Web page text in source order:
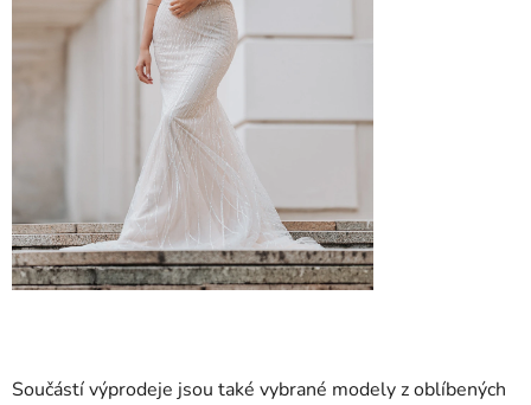
Součástí výprodeje jsou také vybrané modely z oblíbených